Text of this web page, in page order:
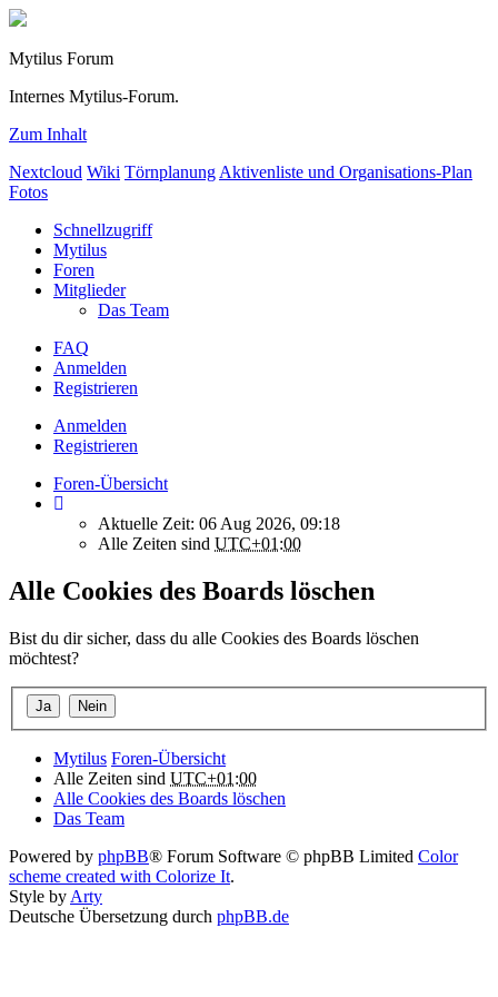
Mytilus Forum
Internes Mytilus-Forum.
Zum Inhalt
Nextcloud Wiki Törnplanung Aktivenliste und Organisations-Plan
Fotos
Schnellzugriff
Mytilus
Foren
Mitglieder
Das Team
FAQ
Anmelden
Registrieren
Anmelden
Registrieren
Foren-Übersicht
Aktuelle Zeit: 06 Aug 2026, 09:18
Alle Zeiten sind UTC+01:00
Alle Cookies des Boards löschen
Bist du dir sicher, dass du alle Cookies des Boards löschen
möchtest?
Mytilus Foren-Übersicht
Alle Zeiten sind UTC+01:00
Alle Cookies des Boards löschen
Das Team
Powered by phpBB® Forum Software © phpBB Limited Color
scheme created with Colorize It.
Style byArty
Deutsche Übersetzung durch phpBB.de